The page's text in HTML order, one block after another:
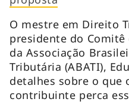
O mestre em Direito
presidente do Comitê
da Associação
Tributária (ABATI),
detalhes sobre o que
contribuinte perca